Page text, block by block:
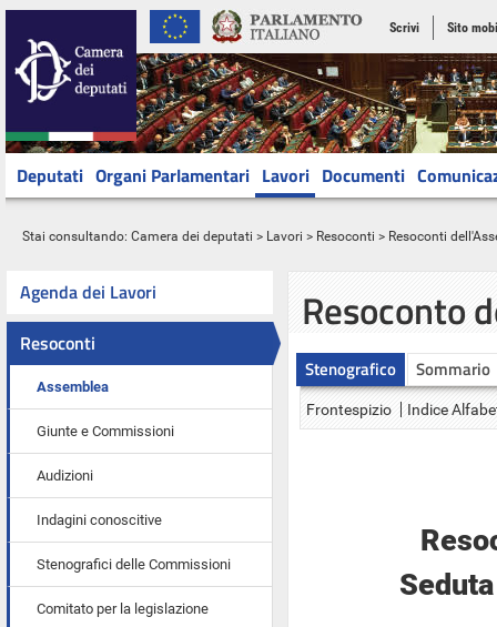
Scrivi Sito
Deputati Organi Parlamentari Lavori Documenti
Stai consultando: Camera dei deputati > Lavori > Resoconti > Resoconti
Agenda dei Lavori
Resoconti
Assemblea
Giunte e Commissioni
Audizioni
Indagini conoscitive
Stenografici delle Commissioni
Comitato per la legislazione
Resoconto
Stenografico Sommario
Frontespizio Indice